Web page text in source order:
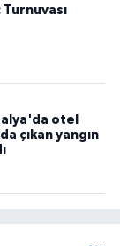
otel
çıkan yangın